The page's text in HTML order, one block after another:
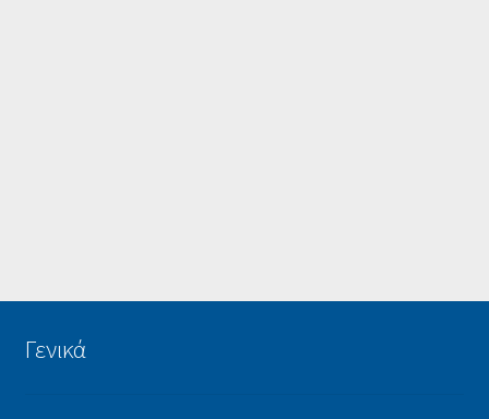
Γενικά